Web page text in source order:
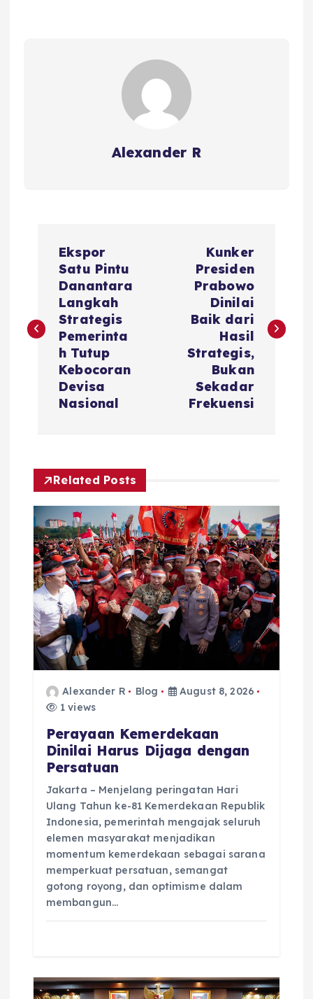
Alexander R
t
g
a
t
o
Ekspor
Satu Pintu
Danantara
Langkah
Strategis
Pemerinta
h Tutup
Kebocoran
Devisa
Nasional
Kunker
Presiden
Prabowo
Dinilai
Baik dari
Hasil
Strategis,
Bukan
Sekadar
Frekuensi
Related Posts
Alexander R Blog
August 8, 2026
1 views
Perayaan Kemerdekaan
Dinilai Harus Dijaga dengan
Persatuan
Jakarta – Menjelang peringatan Hari
Ulang Tahun ke-81 Kemerdekaan Republik
Indonesia, pemerintah mengajak seluruh
elemen masyarakat menjadikan
momentum kemerdekaan sebagai sarana
memperkuat persatuan, semangat
gotong royong, dan optimisme dalam
membangun…